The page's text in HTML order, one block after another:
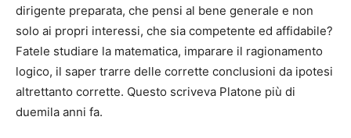
dirigente preparata, che pensi al bene generale e non
solo ai propri interessi, che sia competente ed affidabile?
Fatele studiare la matematica, imparare il ragionamento
logico, il saper trarre delle corrette conclusioni da ipotesi
altrettanto corrette. Questo scriveva Platone più di
duemila anni fa.